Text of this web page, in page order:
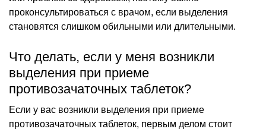
проконсультироваться с врачом, если выделения
становятся слишком обильными или длительными.
Что делать, если у меня возникли
выделения при приеме
противозачаточных таблеток?
Если у вас возникли выделения при приеме
противозачаточных таблеток, первым делом стоит